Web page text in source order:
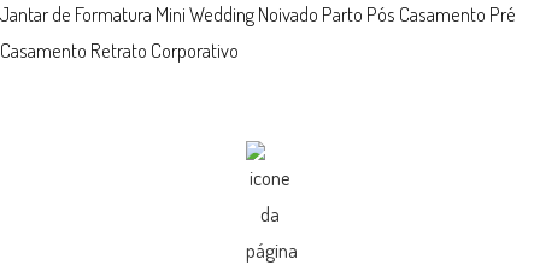
Jantar de Formatura Mini WeddingNoivado Parto Pós Casamento Pré
Casamento Retrato Corporativo